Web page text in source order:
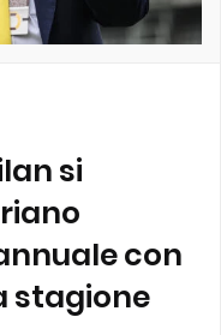
si
con
stagione